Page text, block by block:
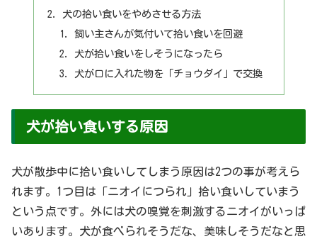
犬の拾い食いをやめさせる方法
飼い主さんが気付いて拾い食いを回避
犬が拾い食いをしそうになったら
犬が口に入れた物を「チョウダイ」で交換
犬が拾い食いする原因
犬が散歩中に拾い食いしてしまう原因は2つの事が考えら
れます。1つ目は「ニオイにつられ」拾い食いしていまう
という点です。外には犬の嗅覚を刺激するニオイがいっぱ
いあります。犬が食べられそうだな、美味しそうだなと思